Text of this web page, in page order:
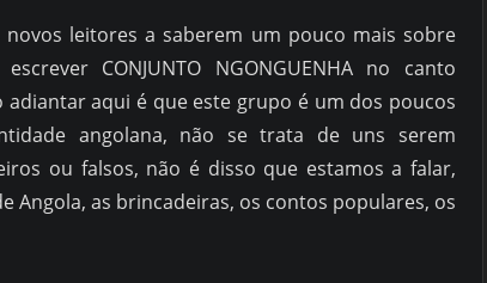
leitores a saberem um pouco mais sobre
CONJUNTO NGONGUENHA no canto
aqui é que este grupo é um dos poucos
angolana, não se trata de uns serem
ou falsos, não é disso que estamos a falar,
Angola, as brincadeiras, os contos populares, os